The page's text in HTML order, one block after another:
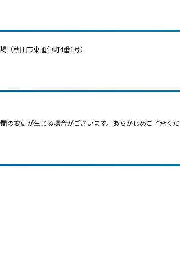
（秋田市東通仲町4番1号）
変更が生じる場合がございます。あらかじめご了承くだ